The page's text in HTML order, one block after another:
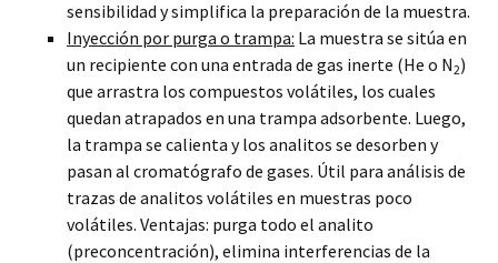
sensibilidad y simplifica la preparación de la muestra.
Inyección por purga o trampa: La muestra se sitúa en
un recipiente con una entrada de gas inerte (He o N2)
que arrastra los compuestos volátiles, los cuales
quedan atrapados en una trampa adsorbente. Luego,
la trampa se calienta y los analitos se desorben y
pasan al cromatógrafo de gases. Útil para análisis de
trazas de analitos volátiles en muestras poco
volátiles. Ventajas: purga todo el analito
(preconcentración), elimina interferencias de la